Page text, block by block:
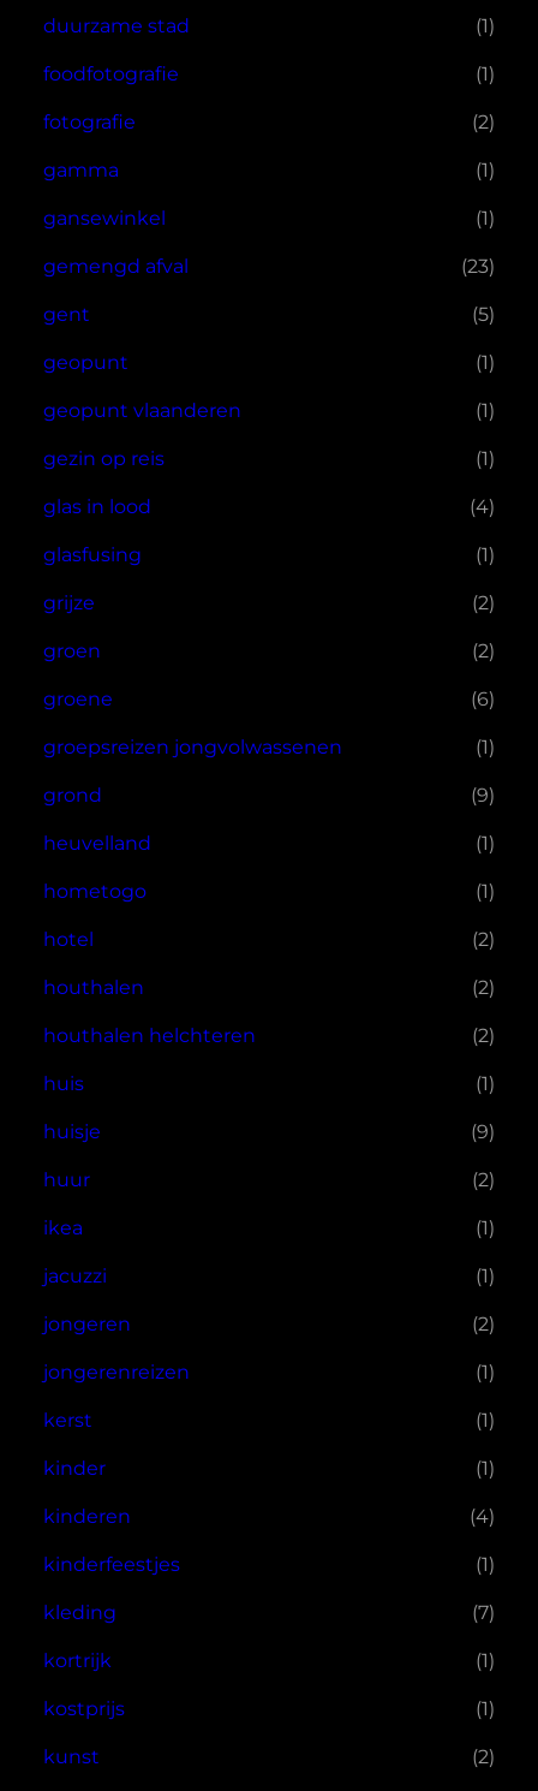
duurzame stad (1)
foodfotografie (1)
fotografie (2)
gamma (1)
gansewinkel (1)
gemengd afval (23)
gent (5)
geopunt (1)
geopunt vlaanderen (1)
gezin op reis (1)
glas in lood (4)
glasfusing (1)
grijze (2)
groen (2)
groene (6)
groepsreizen jongvolwassenen (1)
grond (9)
heuvelland (1)
hometogo (1)
hotel (2)
houthalen (2)
houthalen helchteren (2)
huis (1)
huisje (9)
huur (2)
ikea (1)
jacuzzi (1)
jongeren (2)
jongerenreizen (1)
kerst (1)
kinder (1)
kinderen (4)
kinderfeestjes (1)
kleding (7)
kortrijk (1)
kostprijs (1)
kunst (2)